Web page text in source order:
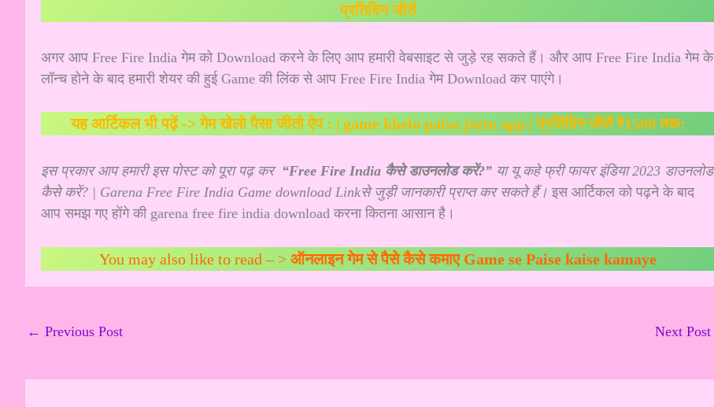
प्रतिदिन जीतें
अगर आप Free Fire India गेम को Download करने के लिए आप हमारी वेबसाइट से जुड़े रह सकते हैं। और आप Free Fire India गेम के
लॉन्च होने के बाद हमारी शेयर की हुई Game की लिंक से आप Free Fire India गेम Download कर पाएंगे।
यह आर्टिकल भी पढ़ें ->गेम खेलो पैसा जीतो ऐप : | game khelo paisa jeeto app | प्रतिदिन जीतें ₹1500 तक:
इस प्रकार आप हमारी इस पोस्ट को पूरा पढ़ कर “Free Fire India कैसे डाउनलोड करें?” या यू कहे फ्री फायर इंडिया 2023 डाउनलोड
कैसे करें? | Garena Free Fire India Game download Linkसे जुड़ी जानकारी प्राप्त कर सकते हैं। इस आर्टिकल को पढ़ने के बाद
आप समझ गए होंगे की garena free fire india download करना कितना आसान है।
You may also like to read – > ऑनलाइन गेम से पैसे कैसे कमाए Game se Paise kaise kamaye
← Previous Post Next Post